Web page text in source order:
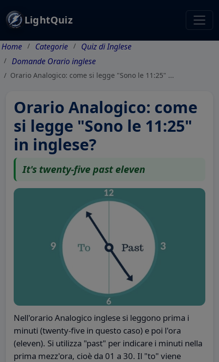
LightQuiz
Home Categorie
Quiz di Inglese
Domande Orario inglese
Orario Analogico: come si legge "Sono le 11:25" ...
Orario Analogico: come
si legge "Sono le 11:25"
in inglese?
It's twenty-five past eleven
Nell'orario Analogico inglese si leggono prima i
minuti (twenty-five in questo caso) e poi l'ora
(eleven). Si utilizza "past" per indicare i minuti nella
prima mezz'ora, cioè da 01 a 30. Il "to" viene